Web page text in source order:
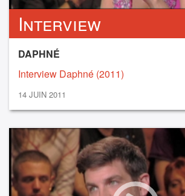
Interview
DAPHNÉ
Interview Daphné (2011)
14 JUIN 2011